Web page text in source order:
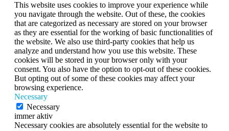
This website uses cookies to improve your experience while
you navigate through the website. Out of these, the cookies
that are categorized as necessary are stored on your browser
as they are essential for the working of basic functionalities of
the website. We also use third-party cookies that help us
analyze and understand how you use this website. These
cookies will be stored in your browser only with your
consent. You also have the option to opt-out of these cookies.
But opting out of some of these cookies may affect your
browsing experience.
Necessary
Necessary
immer aktiv
Necessary cookies are absolutely essential for the website to